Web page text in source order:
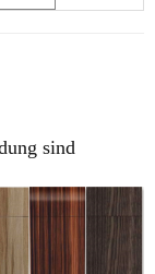
sind